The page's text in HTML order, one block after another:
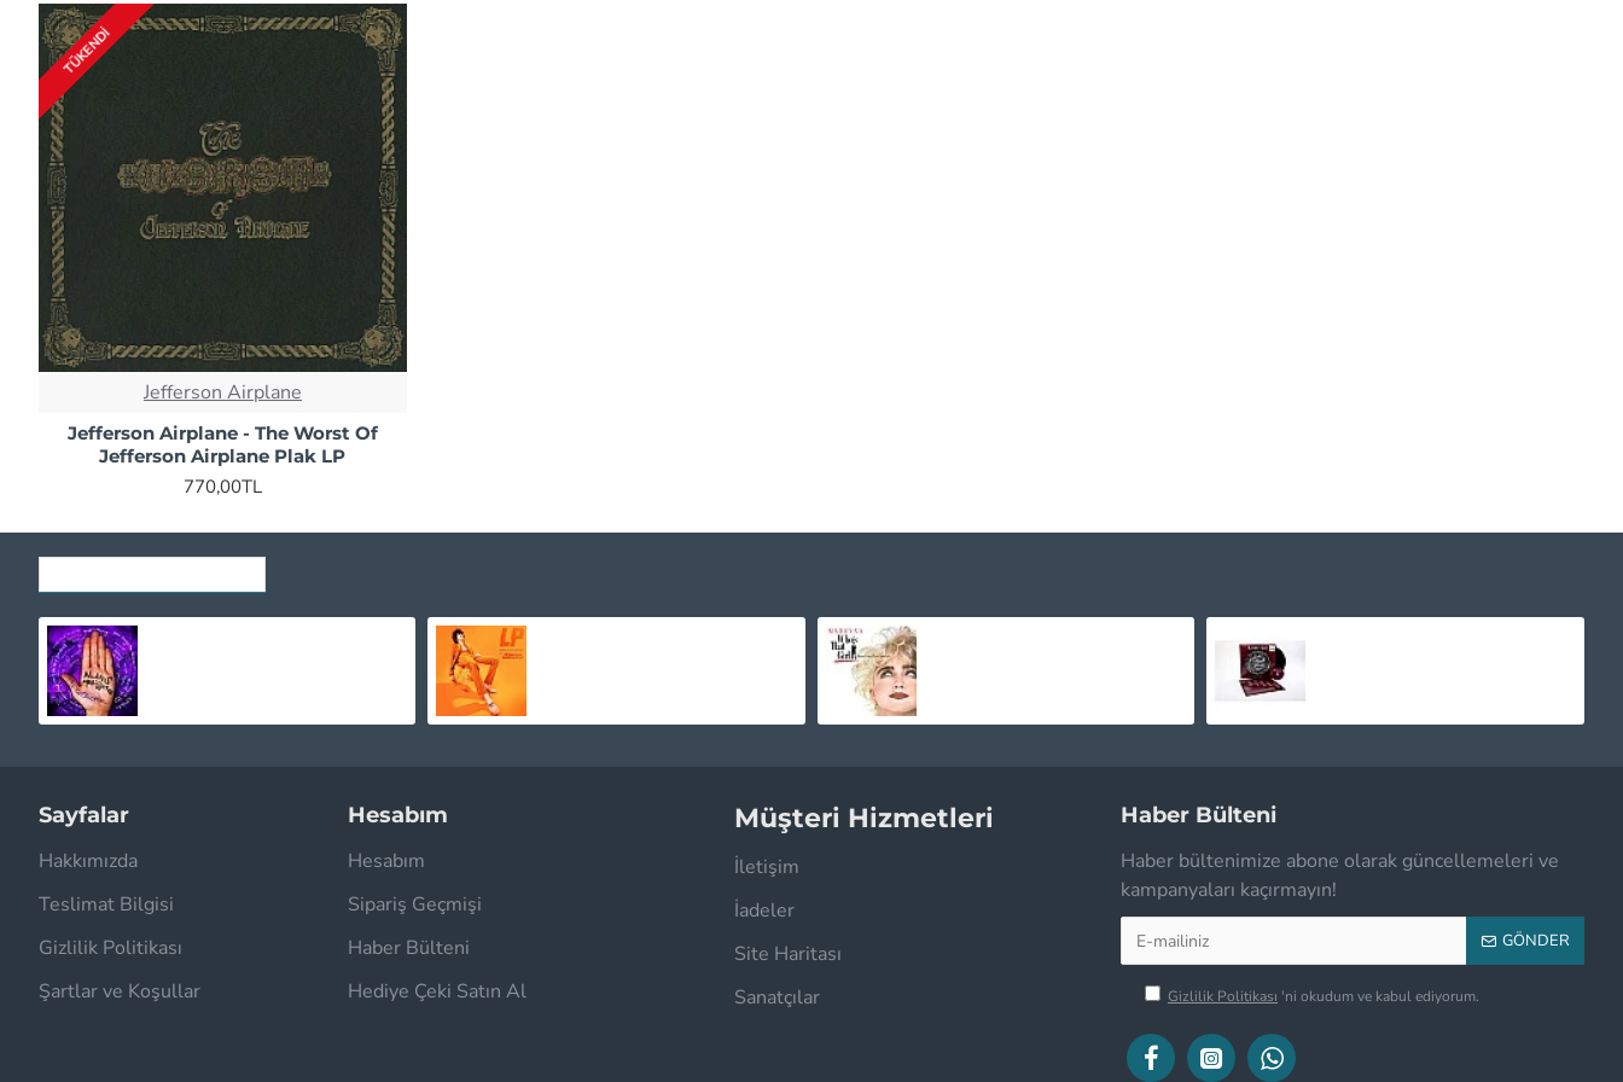
TÜKENDI
Jefferson Airplane
Jefferson Airplane - The Worst Of
Jefferson Airplane Plak LP
770,00TL
Sayfalar
Hakkımızda
Teslimat Bilgisi
Gizlilik Politikası
Şartlar ve Koşullar
Hesabım
Hesabım
Sipariş Geçmişi
Haber Bülteni
Hediye Çeki Satın Al
Müşteri Hizmetleri
İletişim
İadeler
Site Haritası
Sanatçılar
Haber Bülteni
Haber bültenimize abone olarak güncellemeleri ve
kampanyaları kaçırmayın!
GÖNDER
Gizlilik Politikası 'ni okudum ve kabul ediyorum.